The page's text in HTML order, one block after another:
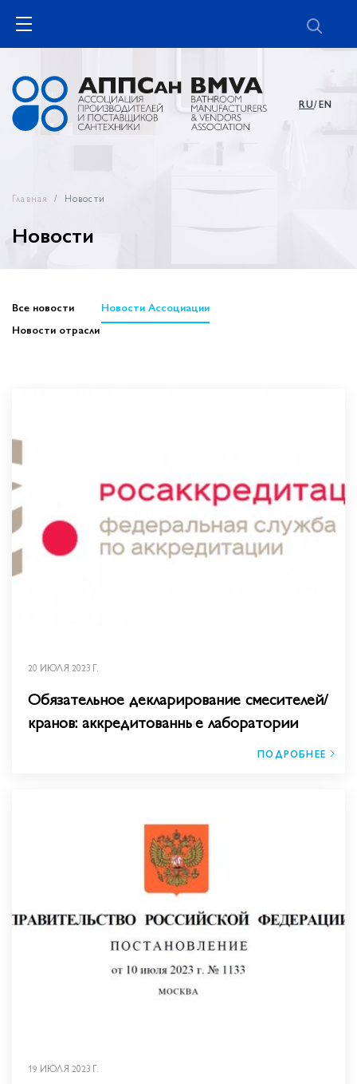
RU/EN
Главная Новости
Новости
Все новости
Новости Ассоциации
Новости отрасли
20 ИЮЛЯ 2023 Г.
Обязательное декларирование смесителей/
кранов: аккредитованные лаборатории
ПОДРОБНЕЕ
19 ИЮЛЯ 2023 Г.